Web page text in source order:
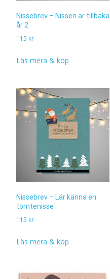
Nissebrev – Nissen är tillbaka
år 2
115 kr
Läs mera & köp
Nissebrev – Lär känna en
tomtenisse
115 kr
Läs mera & köp